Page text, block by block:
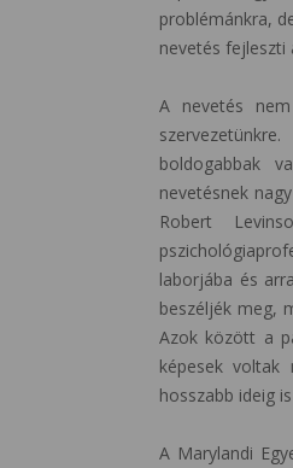
problémánkra,
nevetés fejleszti
A nevetés
boldogabbak
nevetésnek
Robert
laborjába és
beszéljék meg,
Azok között a
képesek voltak
hosszabb ideig
A Marylandi